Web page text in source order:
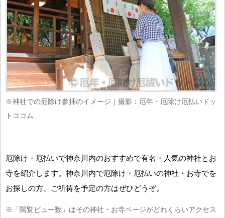
※神社での厄除け参拝のイメージ｜撮影：厄年・厄除け厄払いドッ
トココム
厄除け・厄払いで神奈川内のおすすめで有名・人気の神社とお
寺を紹介します。神奈川内で厄除け・厄払いの神社・お寺でを
お探しの方、ご祈祷を予定の方はぜひどうぞ。
※「閲覧ビュー数」はその神社・お寺ページがどれくらいアクセス